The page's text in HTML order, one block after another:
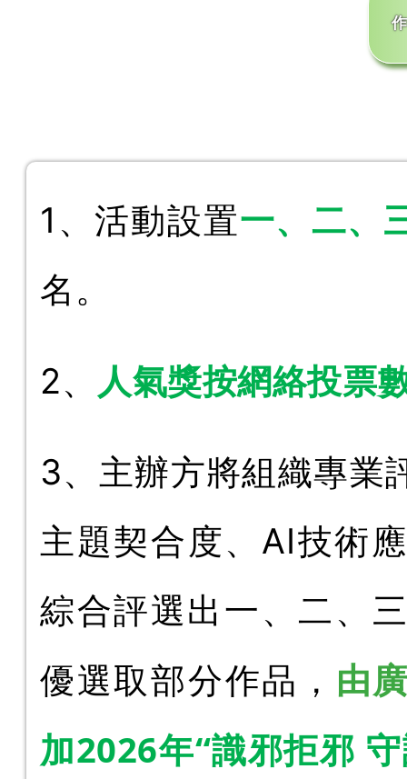
1、 活動設置一、二、
名。
2、 人氣獎按網絡投票
3、主辦方將組織專業
主題契合度、AI技術
綜合評選出一、二、
優選取部分作品， 由
加2026年“識邪拒邪